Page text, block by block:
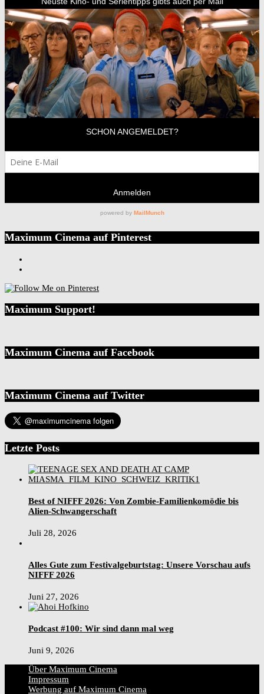
Maximum Cinema auf Pinterest
Maximum Support!
Maximum Cinema auf Facebook
Maximum Cinema auf Twitter
Letzte Posts
Best of NIFFF 2026: Von Zombie-Familienkomödie bis
Alien-Schwangerschaft
Juli 28, 2026
Alles Gute zum Festivalgeburtstag: Unsere Vorschau aufs
NIFFF 2026
Juni 27, 2026
Podcast #100: Wir sind dann mal weg
Juni 9, 2026
Über Maximum Cinema
Impressum
Werbung auf Maximum Cinema